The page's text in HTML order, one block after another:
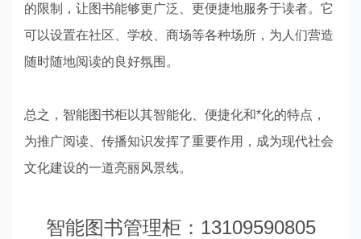
的限制，让图书能够更广泛、更便捷地服务于读者。它
可以设置在社区、学校、商场等各种场所，为人们营造
随时随地阅读的良好氛围。
总之，智能图书柜以其智能化、便捷化和*化的特点，
为推广阅读、传播知识发挥了重要作用，成为现代社会
文化建设的一道亮丽风景线。
智能图书管理柜：13109590805